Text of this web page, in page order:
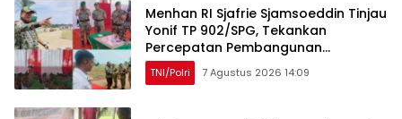
Menhan RI Sjafrie Sjamsoeddin Tinjau
Yonif TP 902/SPG, Tekankan
Percepatan Pembangunan
Pangkalan dan Pengabdian Prajurit
kepada Rakyat
TNI/Polri 7 Agustus 2026 14:09